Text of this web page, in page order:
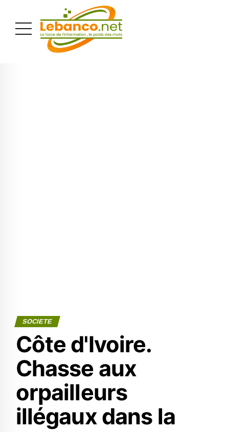
SOCIETE
Côte d'Ivoire.
Chasse aux
orpailleurs
illégaux dans la